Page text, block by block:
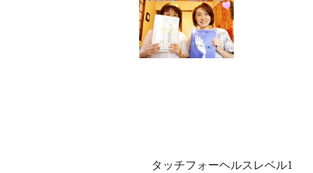
タッチフォーヘルスレベル1